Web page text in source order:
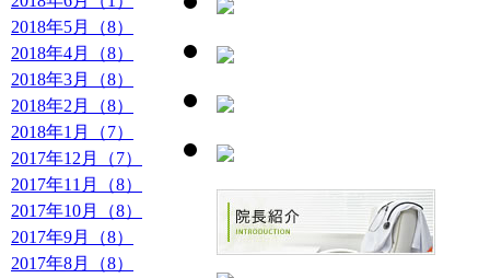
2018年5月（8）
2018年4月（8）
2018年3月（8）
2018年2月（8）
2018年1月（7）
2017年12月（7）
2017年11月（8）
2017年10月（8）
2017年9月（8）
2017年8月（8）